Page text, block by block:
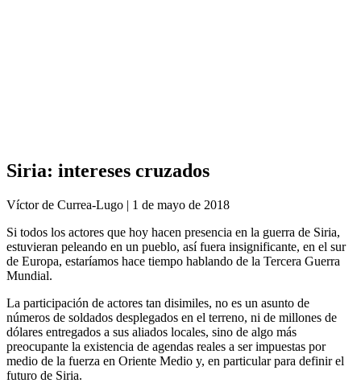
Siria: intereses cruzados
Víctor de Currea-Lugo | ‎1 ‎de ‎mayo ‎de ‎2018
Si todos los actores que hoy hacen presencia en la guerra de Siria,
estuvieran peleando en un pueblo, así fuera insignificante, en el sur
de Europa, estaríamos hace tiempo hablando de la Tercera Guerra
Mundial.
La participación de actores tan disimiles, no es un asunto de
números de soldados desplegados en el terreno, ni de millones de
dólares entregados a sus aliados locales, sino de algo más
preocupante la existencia de agendas reales a ser impuestas por
medio de la fuerza en Oriente Medio y, en particular para definir el
futuro de Siria.